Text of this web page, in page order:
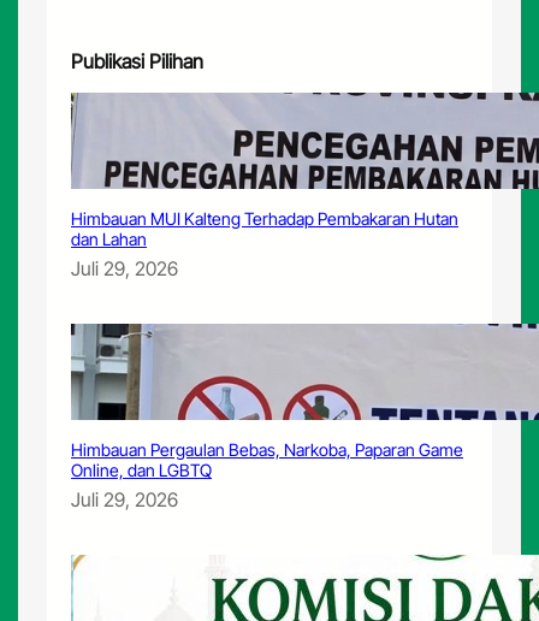
Publikasi Pilihan
Himbauan MUI Kalteng Terhadap Pembakaran Hutan
dan Lahan
Juli 29, 2026
Himbauan Pergaulan Bebas, Narkoba, Paparan Game
Online, dan LGBTQ
Juli 29, 2026